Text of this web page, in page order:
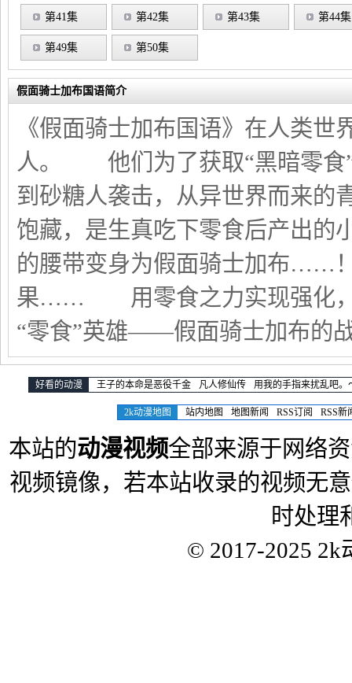
第41集 第42集 第43集 第44集
第49集 第50集
假面骑士加布国语简介
《假面骑士加布国语》在人类
人。 他们为了获取“黑暗零
到砂糖人袭击，从异世界而来
饱藏，是生真吃下零食后产出的
的腰带变身为假面骑士加布
果…… 用零食之力实现强化
“零食”英雄——假面骑士加布的
好看的动漫 王子的本命是恶役千金 凡人修仙传 用我的手指来扰乱吧。
2k动漫地图 站内地图 地图新闻 RSS订阅 RSS新
本站的动漫视频全部来源于网络
视频镜像，若本站收录的视频无
时处理
© 2017-2025 2k